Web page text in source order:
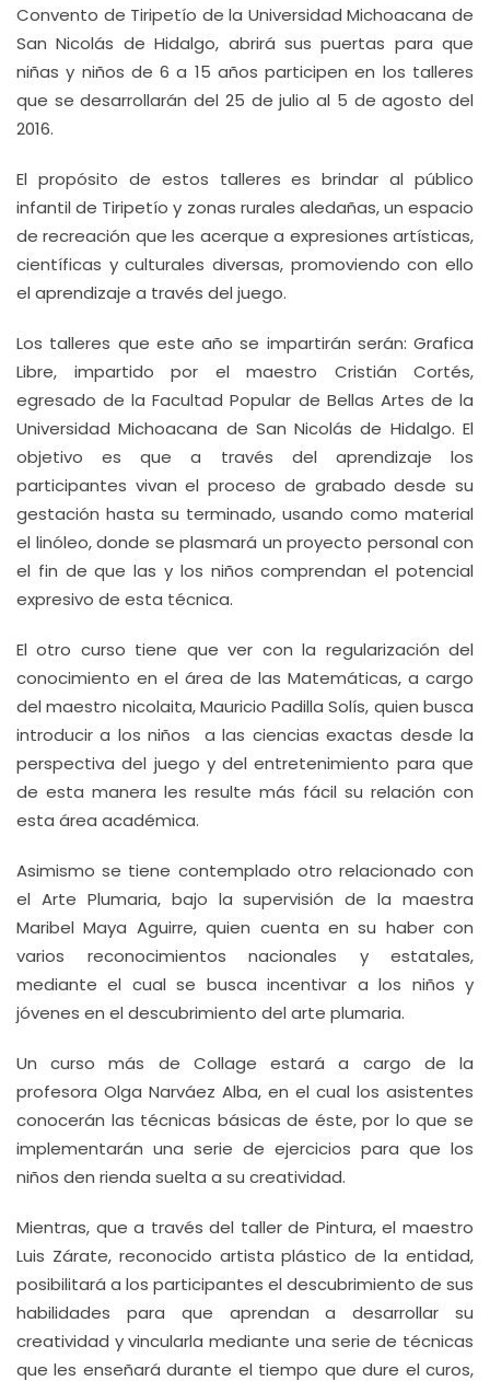
Convento de Tiripetío de la Universidad Michoacana de
San Nicolás de Hidalgo, abrirá sus puertas para que
niñas y niños de 6 a 15 años participen en los talleres
que se desarrollarán del 25 de julio al 5 de agosto del
2016.
El propósito de estos talleres es brindar al público
infantil de Tiripetío y zonas rurales aledañas, un espacio
de recreación que les acerque a expresiones artísticas,
científicas y culturales diversas, promoviendo con ello
el aprendizaje a través del juego.
Los talleres que este año se impartirán serán: Grafica
Libre, impartido por el maestro Cristián Cortés,
egresado de la Facultad Popular de Bellas Artes de la
Universidad Michoacana de San Nicolás de Hidalgo. El
objetivo es que a través del aprendizaje los
participantes vivan el proceso de grabado desde su
gestación hasta su terminado, usando como material
el linóleo, donde se plasmará un proyecto personal con
el fin de que las y los niños comprendan el potencial
expresivo de esta técnica.
El otro curso tiene que ver con la regularización del
conocimiento en el área de las Matemáticas, a cargo
del maestro nicolaita, Mauricio Padilla Solís, quien busca
introducir a los niños a las ciencias exactas desde la
perspectiva del juego y del entretenimiento para que
de esta manera les resulte más fácil su relación con
esta área académica.
Asimismo se tiene contemplado otro relacionado con
el Arte Plumaria, bajo la supervisión de la maestra
Maribel Maya Aguirre, quien cuenta en su haber con
varios reconocimientos nacionales y estatales,
mediante el cual se busca incentivar a los niños y
jóvenes en el descubrimiento del arte plumaria.
Un curso más de Collage estará a cargo de la
profesora Olga Narváez Alba, en el cual los asistentes
conocerán las técnicas básicas de éste, por lo que se
implementarán una serie de ejercicios para que los
niños den rienda suelta a su creatividad.
Mientras, que a través del taller de Pintura, el maestro
Luis Zárate, reconocido artista plástico de la entidad,
posibilitará a los participantes el descubrimiento de sus
habilidades para que aprendan a desarrollar su
creatividad y vincularla mediante una serie de técnicas
que les enseñará durante el tiempo que dure el curos,